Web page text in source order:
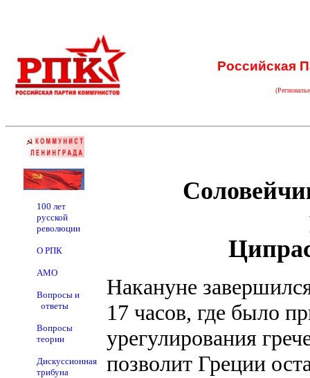
Российская
100 лет
русской
революции
О РПК
АМО
Вопросы и
ответы
Вопросы
теории
Дискуссионная
трибуна
Накануне
17 часов, где было
урегулирования
позволит Греции